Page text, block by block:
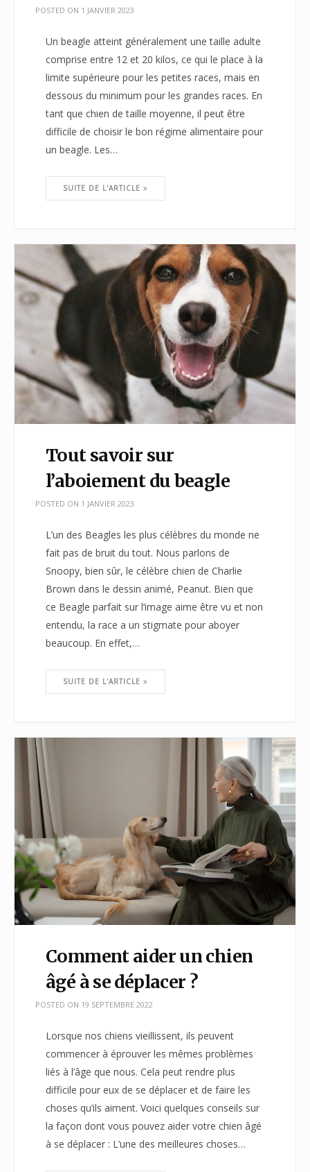
POSTED ON 1 JANVIER 2023
Un beagle atteint généralement une taille adulte
comprise entre 12 et 20 kilos, ce qui le place à la
limite supérieure pour les petites races, mais en
dessous du minimum pour les grandes races. En
tant que chien de taille moyenne, il peut être
difficile de choisir le bon régime alimentaire pour
un beagle. Les…
SUITE DE L'ARTICLE
Tout savoir sur
l’aboiement du beagle
POSTED ON 1 JANVIER 2023
L’un des Beagles les plus célèbres du monde ne
fait pas de bruit du tout. Nous parlons de
Snoopy, bien sûr, le célèbre chien de Charlie
Brown dans le dessin animé, Peanut. Bien que
ce Beagle parfait sur l’image aime être vu et non
entendu, la race a un stigmate pour aboyer
beaucoup. En effet,…
SUITE DE L'ARTICLE
Comment aider un chien
âgé à se déplacer ?
POSTED ON 19 SEPTEMBRE 2022
Lorsque nos chiens vieillissent, ils peuvent
commencer à éprouver les mêmes problèmes
liés à l’âge que nous. Cela peut rendre plus
difficile pour eux de se déplacer et de faire les
choses qu’ils aiment. Voici quelques conseils sur
la façon dont vous pouvez aider votre chien âgé
à se déplacer : L’une des meilleures choses…